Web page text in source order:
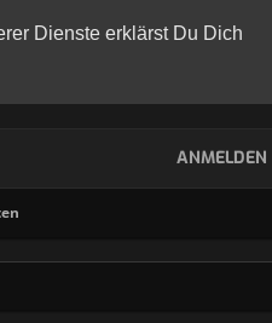
Dienste erklärst Du Dich
ANMELDEN